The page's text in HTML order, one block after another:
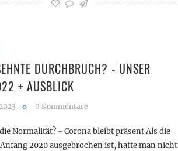
DURCHBRUCH? - UNSER
+ AUSBLICK
0 Kommentare
Normalität? - Corona bleibt präsent Als die
2020 ausgebrochen ist, hatte man nicht